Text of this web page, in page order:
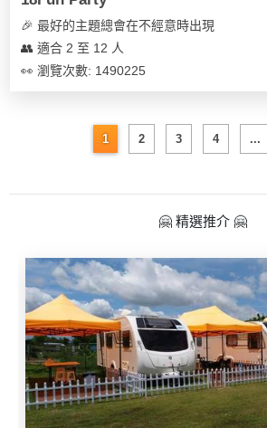
🎉 最好的主題總會在不經意時出現
👥 適合 2 至 12 人
👀 瀏覽次數: 1490225
1 2 3 4 ...
🤗 精選推介 🤗